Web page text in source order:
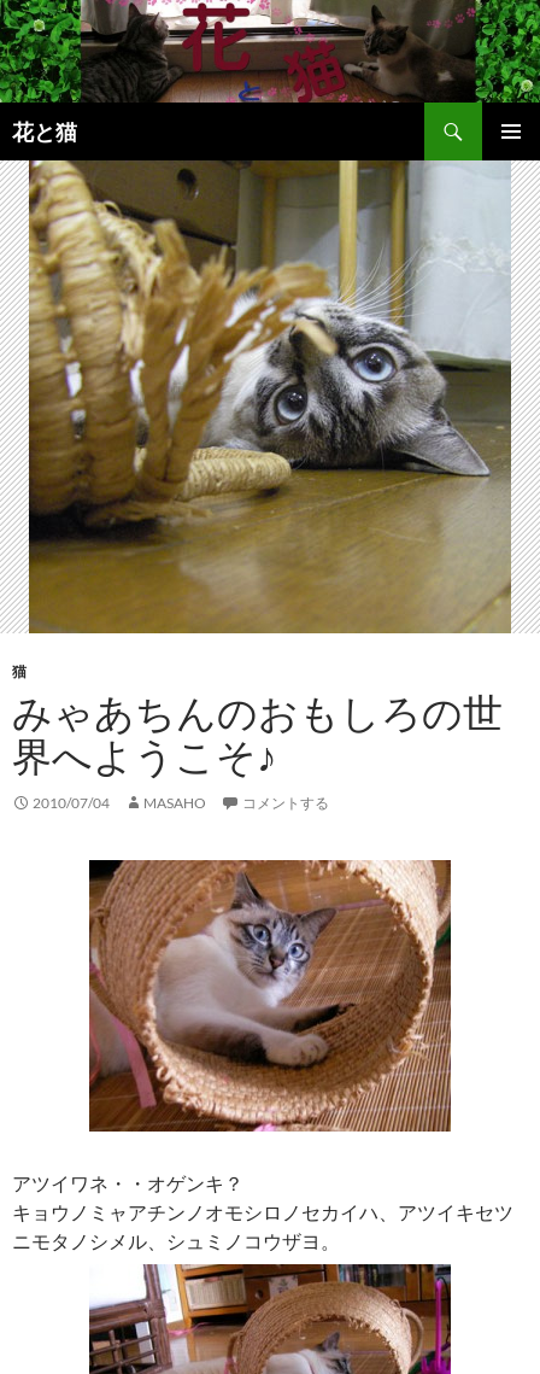
コ
ン
テ
ン
ツ
へ
ス
キ
ッ
プ
花と猫
検
索
メインメ
ニュー
猫
みゃあちんのおもしろの世
界へようこそ♪
2010/07/04 MASAHO コメントする
アツイワネ・・オゲンキ？
キョウノミャアチンノオモシロノセカイハ、アツイキセツ
ニモタノシメル、シュミノコウザヨ。